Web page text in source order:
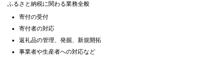
ふるさと納税に関わる業務全般
寄付の受付
寄付者の対応
返礼品の管理、発掘、新規開拓
事業者や生産者への対応など